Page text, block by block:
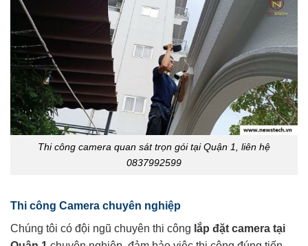
Thi công camera quan sát trọn gói tại Quận 1, liên hệ
0837992599
Thi công Camera chuyên nghiệp
Chúng tôi có đội ngũ chuyên thi công lắp đặt camera tại